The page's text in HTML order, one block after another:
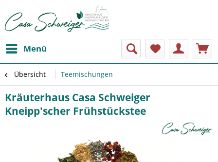
Menü
Übersicht Teemischungen
Kräuterhaus Casa Schweiger
Kneipp'scher Frühstückstee